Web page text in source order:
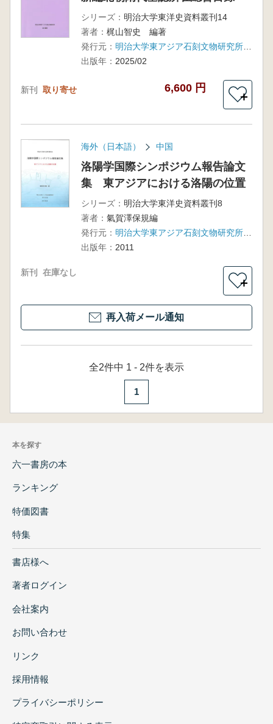
シリーズ： 明治大学東洋史資料叢刊14
著者： 梶山智史 編著
発行元：
明治大学東アジア石刻文物研究所(汲古書院)
出版年： 2025/02
新刊 取り寄せ 6,600 円
＋
海外（日本語） 中国
洛陽学国際シンポジウム報告論文
集 東アジアにおける洛陽の位置
シリーズ： 明治大学東洋史資料叢刊8
著者： 氣賀澤保規編
発行元：
明治大学東アジア石刻文物研究所(汲古書院)
出版年： 2011
新刊 在庫なし
＋
再入荷メール通知
全2件中 1 - 2件を表示
1
本を探す
六一書房の本
ランキング
特価図書
特集
書店様へ
著者ログイン
会社案内
お問い合わせ
リンク
採用情報
プライバシーポリシー